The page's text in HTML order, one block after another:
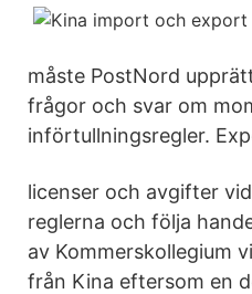
måste PostNord
frågor och svar om
införtullningsregler.
licenser och avgifter
reglerna och följa
av Kommerskollegium
från Kina eftersom en